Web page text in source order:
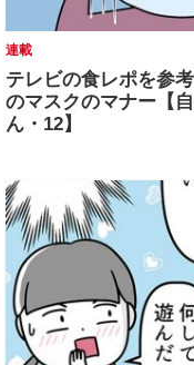
連載
テレビの食レポを参
のマスクのマナー【
ん・12】